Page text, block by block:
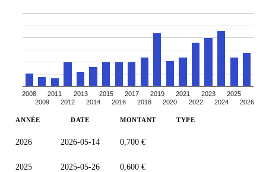
2008
2009
2011
2012
2013
2014
2015
2016
2017
2018
2019
2020
2021
2022
2023
2024
2025
2026
ANNÉE DATE MONTANT TYPE
2026 2026-05-14 0,700 €
2025 2025-05-26 0,600 €